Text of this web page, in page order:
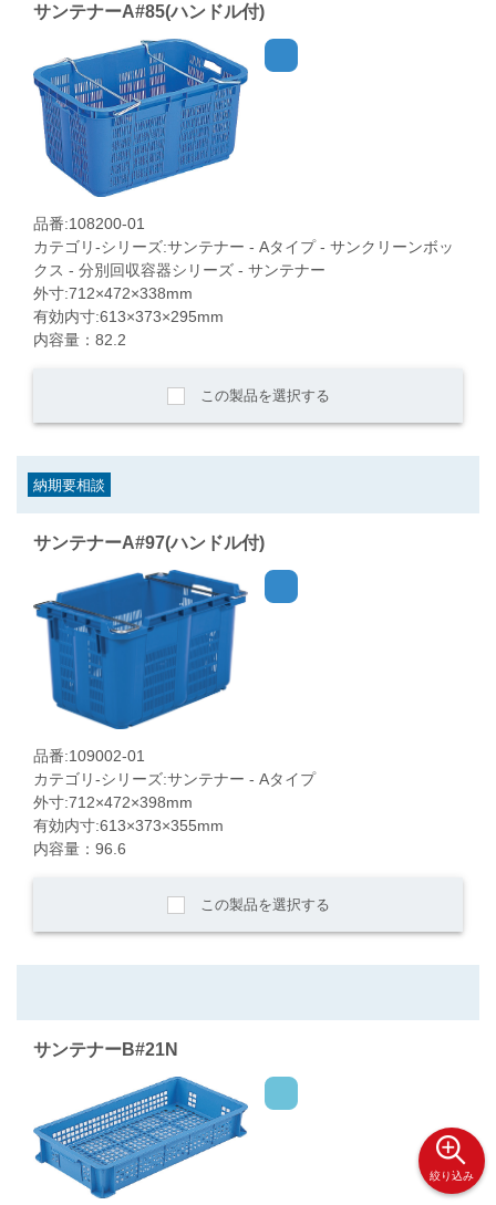
絞り込み
サンテナーA#85(ハンドル付)
品番:108200-01
カテゴリ-シリーズ:サンテナー - Aタイプ - サンクリーンボッ
クス - 分別回収容器シリーズ - サンテナー
外寸:712×472×338mm
有効内寸:613×373×295mm
内容量：82.2
この製品を選択する
納期要相談
サンテナーA#97(ハンドル付)
品番:109002-01
カテゴリ-シリーズ:サンテナー - Aタイプ
外寸:712×472×398mm
有効内寸:613×373×355mm
内容量：96.6
この製品を選択する
サンテナーB#21N